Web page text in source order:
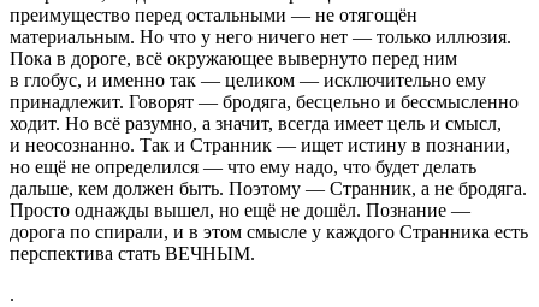
преимущество перед остальными — не отягощён
материальным. Но что у него ничего нет — только иллюзия.
Пока в дороге, всё окружающее вывернуто перед ним
в глобус, и именно так — целиком — исключительно ему
принадлежит. Говорят — бродяга, бесцельно и бессмысленно
ходит. Но всё разумно, а значит, всегда имеет цель и смысл,
и неосознанно. Так и Странник — ищет истину в познании,
но ещё не определился — что ему надо, что будет делать
дальше, кем должен быть. Поэтому — Странник, а не бродяга.
Просто однажды вышел, но ещё не дошёл. Познание —
дорога по спирали, и в этом смысле у каждого Странника есть
перспектива стать ВЕЧНЫМ.
.